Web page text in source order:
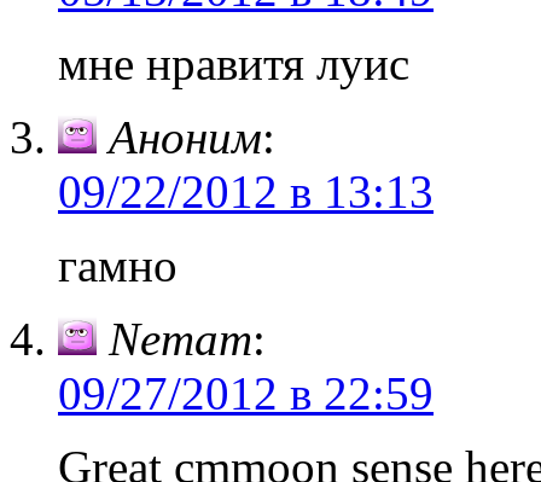
мне нравитя луис
Аноним:
09/22/2012 в 13:13
гамно
Nemam:
09/27/2012 в 22:59
Great cmmoon sense